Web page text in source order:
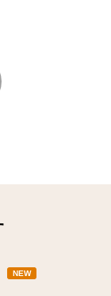
NEW